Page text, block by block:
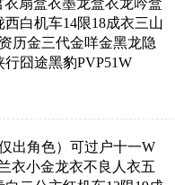
白机车14限18成衣三山
历金三代金咩金黑龙隐
囧途黑豹PVP51W
出角色）可过户十一W
衣小金龙衣不良人衣五